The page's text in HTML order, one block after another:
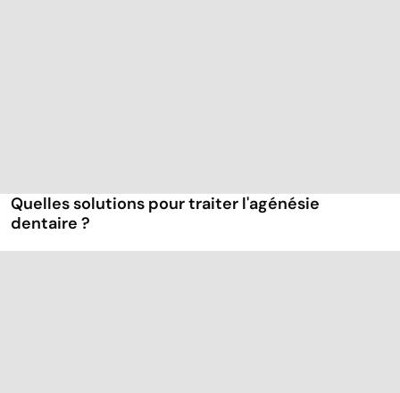
Quelles solutions pour traiter l'agénésie
dentaire ?